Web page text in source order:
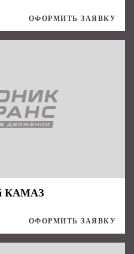
ОФОРМИТЬ ЗАЯВКУ
КАМАЗ
ОФОРМИТЬ ЗАЯВКУ